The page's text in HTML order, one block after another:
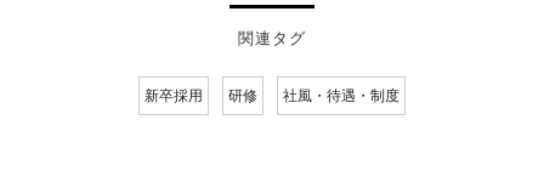
関連タグ
新卒採用 研修 社風・待遇・制度